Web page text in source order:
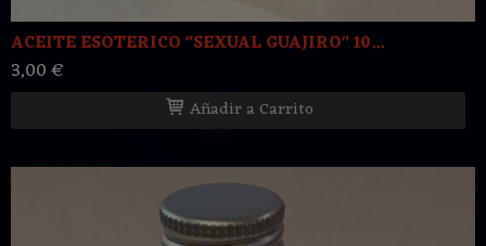
ACEITE ESOTERICO "SEXUAL GUAJIRO" 10...
3,00 €
Añadir a Carrito